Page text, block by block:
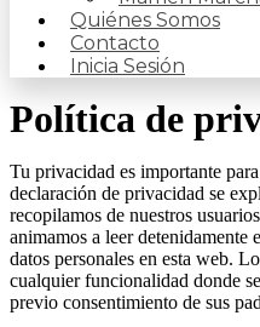
Quiénes Somos
Contacto
Inicia Sesión
Política de
Tu privacidad es importante
declaración de privacidad se
recopilamos de nuestros
animamos a leer detenidamente
datos personales en esta web.
cualquier funcionalidad donde
previo consentimiento de sus